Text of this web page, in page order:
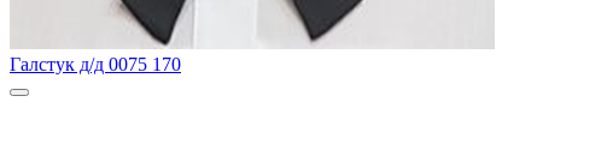
Галстук д/д 0075 170